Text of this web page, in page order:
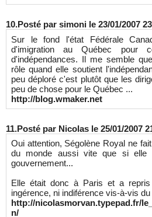
10.Posté par simoni le 23/01/2007
Sur le fond l'état Fédérale
d'imigration au Québec pour
d'indépendances. Il me semble
rôle quand elle soutient
peu déploré c'est plutôt que les
peu de chose pour le Québec ...
http://blog.wmaker.net
11.Posté par Nicolas le 25/01/2007
Oui attention, Ségolène Royal ne
du monde aussi vite que si elle
gouvernement...
Elle était donc à Paris et a
ingérence, ni indiférence vis-à-vis
http://nicolasmorvan.typepad.fr/
n/